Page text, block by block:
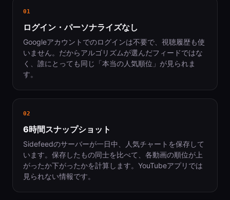
01
ログイン・パーソナライズなし
Googleアカウントでのログインは不要で、視聴履歴も使
いません。だからアルゴリズムが選んだフィードではな
く、誰にとっても同じ「本当の人気順位」が見られま
す。
02
6時間スナップショット
Sidefeedのサーバーが一日中、人気チャートを保存して
います。保存したもの同士を比べて、各動画の順位が上
がったか下がったかを計算します。YouTubeアプリでは
見られない情報です。